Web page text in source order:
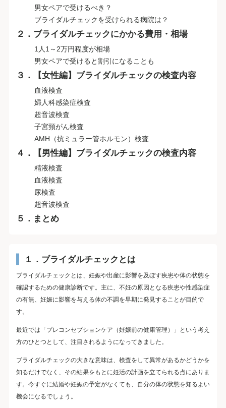
男女ペアで受けるべき？
ブライダルチェックを受けられる病院は？
２．ブライダルチェックにかかる費用・相場
1人1～2万円程度が相場
男女ペアで受けると割引になることも
３．【女性編】ブライダルチェックの検査内容
血液検査
婦人科感染症検査
超音波検査
子宮頸がん検査
AMH（抗ミュラー管ホルモン）検査
４．【男性編】ブライダルチェックの検査内容
精液検査
血液検査
尿検査
超音波検査
５．まとめ
１．ブライダルチェックとは
ブライダルチェックとは、妊娠や出産に影響を及ぼす疾患や体の状態を
確認するための健康診断です。主に、不妊の原因となる疾患や性感染症
の有無、妊娠に影響を与える体の不調を早期に発見することが目的で
す。
最近では「プレコンセプションケア（妊娠前の健康管理）」という考え
方のひとつとして、注目されるようになってきました。
ブライダルチェックの大きな意味は、検査をして異常があるかどうかを
知るだけでなく、その結果をもとに妊活の計画を立てられる点にありま
す。今すぐに結婚や妊娠の予定がなくても、自分の体の状態を知るよい
機会になるでしょう。